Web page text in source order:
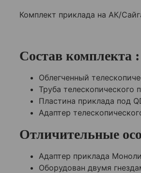
Комплект приклада на АК/
Cостав комплекта :
Облегченный
Труба
Пластина приклада под
Адаптер
Отличительные
Адаптер приклада
Оборудован двумя